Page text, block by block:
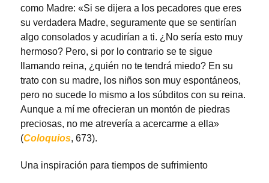
como Madre: «Si se dijera a los pecadores que eres
su verdadera Madre, seguramente que se sentirían
algo consolados y acudirían a ti. ¿No sería esto muy
hermoso? Pero, si por lo contrario se te sigue
llamando reina, ¿quién no te tendrá miedo? En su
trato con su madre, los niños son muy espontáneos,
pero no sucede lo mismo a los súbditos con su reina.
Aunque a mí me ofrecieran un montón de piedras
preciosas, no me atrevería a acercarme a ella»
(Coloquios, 673).
Una inspiración para tiempos de sufrimiento